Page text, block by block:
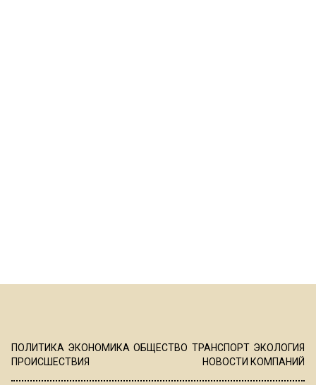
ПОЛИТИКА ЭКОНОМИКА ОБЩЕСТВО ТРАНСПОРТ ЭКОЛОГИЯ
ПРОИСШЕСТВИЯ
НОВОСТИ КОМПАНИЙ